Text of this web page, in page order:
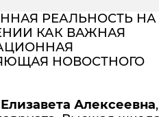
РЕАЛЬНОСТЬ НА
КАК ВАЖНАЯ
НОВОСТНОГО
Алексеевна